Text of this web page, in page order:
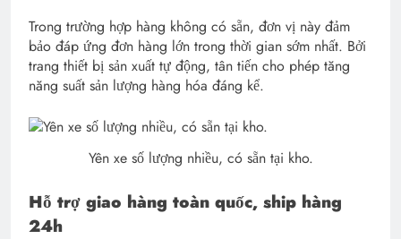
Trong trường hợp hàng không có sẵn, đơn vị này đảm
bảo đáp ứng đơn hàng lớn trong thời gian sớm nhất. Bởi
trang thiết bị sản xuất tự động, tân tiến cho phép tăng
năng suất sản lượng hàng hóa đáng kể.
Yên xe số lượng nhiều, có sẵn tại kho.
Hỗ trợ giao hàng toàn quốc, ship hàng
24h